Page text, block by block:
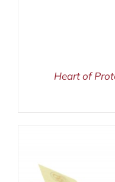
Heart of